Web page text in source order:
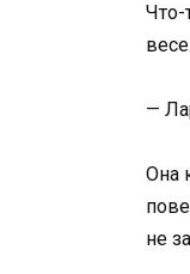
Что-
—
Она
не